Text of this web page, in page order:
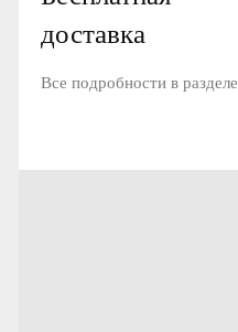
доставка
Все подробности в разделе